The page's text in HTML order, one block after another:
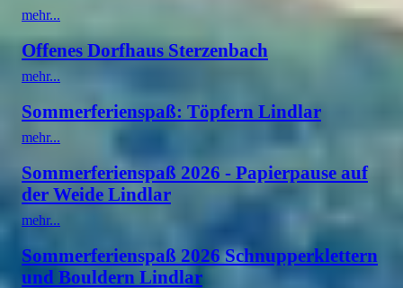
mehr...
Offenes Dorfhaus Sterzenbach
mehr...
Sommerferienspaß: Töpfern Lindlar
mehr...
Sommerferienspaß 2026 - Papierpause auf
der Weide Lindlar
mehr...
Sommerferienspaß 2026 Schnupperklettern
und Bouldern Lindlar